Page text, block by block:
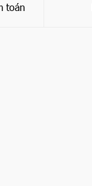
toán